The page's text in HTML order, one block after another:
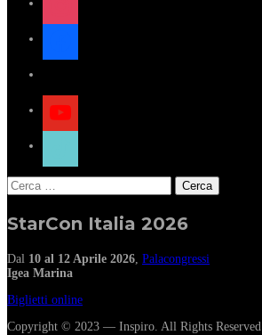
facebook
x
youtube
tiktok
Ricerca
per:
StarCon Italia 2026
Dal 10 al 12 Aprile 2026, Palacongressi
Igea Marina
Biglietti online
Copyright © 2023 — Inspiro. All Rights Reserved